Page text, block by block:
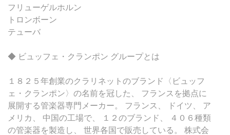
フリューゲルホルン
トロンボーン
テューバ
◆ ビュッフェ・クランポン グループとは
１８２５年創業のクラリネットのブランド〈ビュッフ
ェ・クランポン〉の名前を冠した、 フランスを拠点に
展開する管楽器専門メーカー。 フランス、 ドイツ、 ア
メリカ、 中国の工場で、 １２のブランド、 ４０６種類
の管楽器を製造し、 世界各国で販売している。 株式会